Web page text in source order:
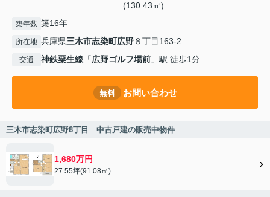
(130.43㎡)
築年数 築16年
所在地 兵庫県三木市志染町広野８丁目163-2
交通 神鉄粟生線 「広野ゴルフ場前 」駅 徒歩1分
無料 お問い合わせ
三木市志染町広野8丁目 中古戸建の販売中物件
1,680万円
27.55坪(91.08㎡)